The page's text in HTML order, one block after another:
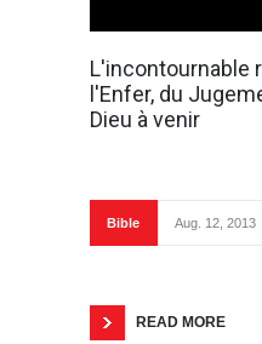
L'incontournable
l'Enfer, du
Dieu à venir
Bible Aug. 12, 2013
READ MORE